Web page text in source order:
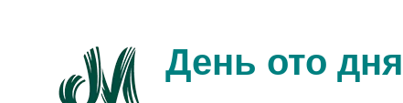
День ото дня